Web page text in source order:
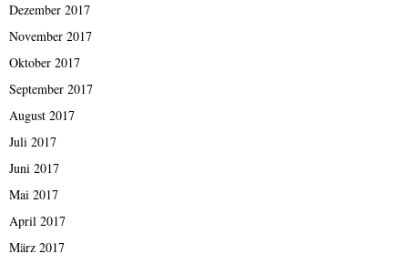
Dezember 2017
November 2017
Oktober 2017
September 2017
August 2017
Juli 2017
Juni 2017
Mai 2017
April 2017
März 2017